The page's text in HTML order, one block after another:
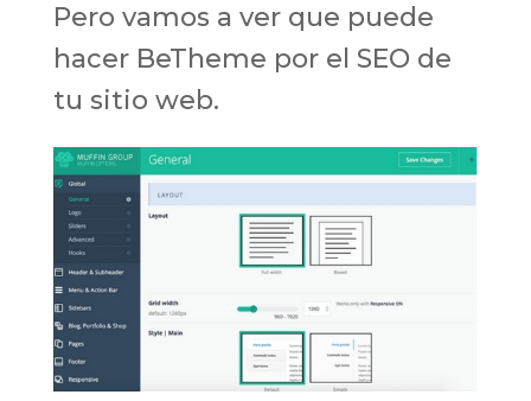
Pero vamos a ver que puede
hacer BeTheme por el SEO de
tu sitio web.